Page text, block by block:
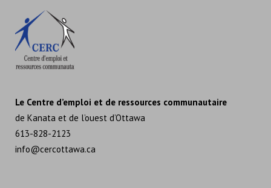
Le Centre d’emploi et de ressources communautaire
de Kanata et de l’ouest d’Ottawa
613-828-2123
info@cercottawa.ca